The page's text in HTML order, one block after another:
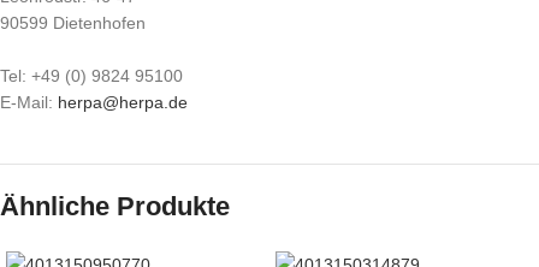
90599 Dietenhofen
Tel: +49 (0) 9824 95100
E-Mail: herpa@herpa.de
Ähnliche Produkte